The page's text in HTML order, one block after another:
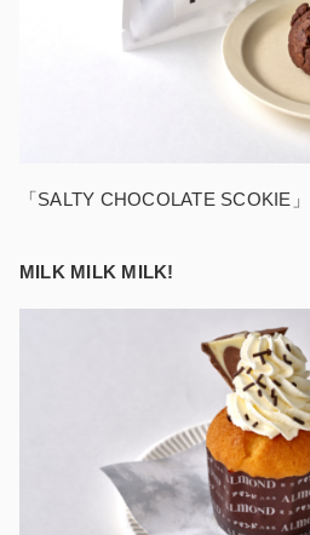
「SALTY CHOCOLATE SCOKIE」
MILK MILK MILK!